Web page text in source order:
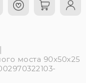
моста 90х50х25